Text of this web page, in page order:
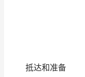
抵达和准备